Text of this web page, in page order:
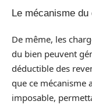
Le mécanisme
De même, les
du bien peuvent
déductible des
que ce mécanisme
imposable,